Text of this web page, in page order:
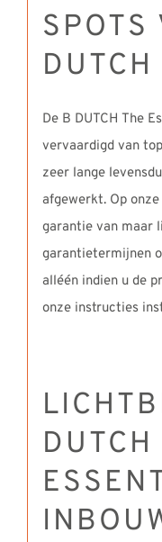
SPOTS
DUTCH
De B DUTCH The
vervaardigd van
zeer lange
afgewerkt. Op
garantie van maar
garantietermijnen
alléén indien u de
onze instructies
DUTCH